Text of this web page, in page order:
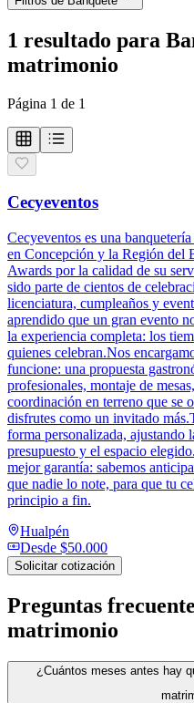
1 resultado para
matrimonio
Página 1 de 1
Cecyeventos
Cecyeventos es una
en Concepción y la Región del
Awards por la calidad de su
sido parte de cientos de
licenciatura, cumpleaños y
aprendido que un gran evento
la experiencia completa: los
quienes celebran.Nos
funcione: una propuesta
profesionales, montaje de
coordinación en terreno que se
disfrutes como un invitado
forma personalizada, ajustando
presupuesto y el espacio
mejor garantía: sabemos
que nadie lo note, para que tu
principio a fin.
Hualpén
Desde $50.000
Solicitar cotización
Preguntas
matrimonio
¿Cuántos meses antes hay